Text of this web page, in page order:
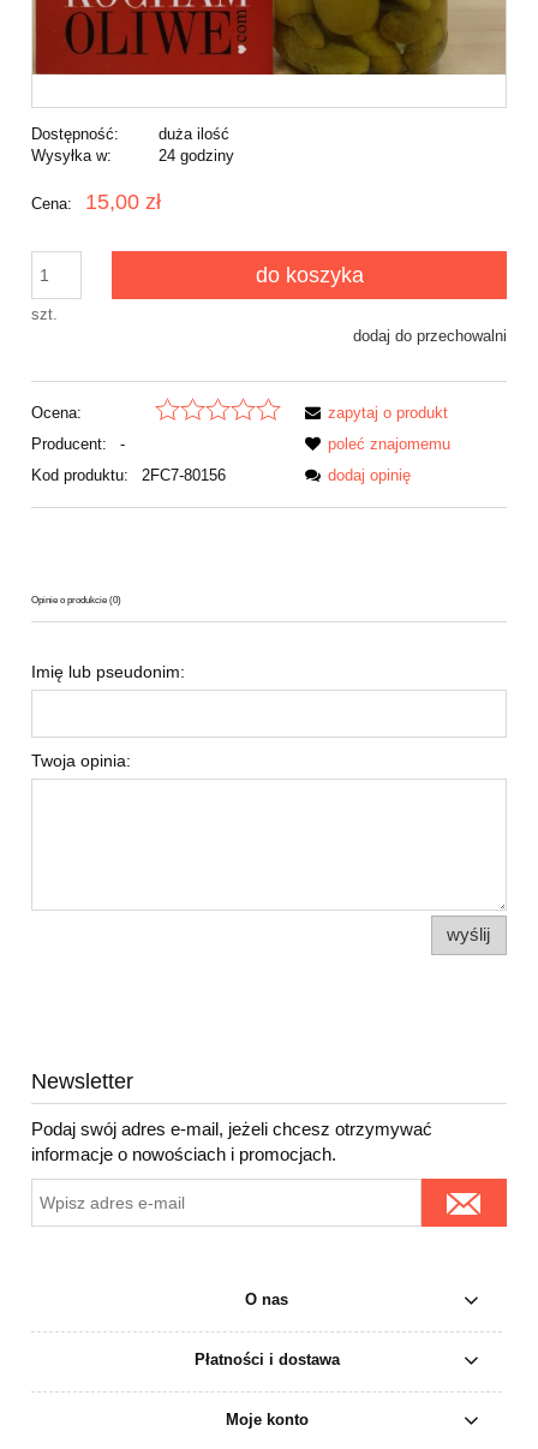
Dostępność:
duża ilość
Wysyłka w:
24 godziny
Cena: 15,00 zł
szt.
do koszyka
dodaj do przechowalni
Ocena:
Producent:
-
Kod produktu:
2FC7-80156
zapytaj o produkt
poleć znajomemu
dodaj opinię
Opinie o produkcie (0)
Imię lub pseudonim:
Twoja opinia:
wyślij
Newsletter
Podaj swój adres e-mail, jeżeli chcesz otrzymywać
informacje o nowościach i promocjach.
O nas
Płatności i dostawa
Moje konto